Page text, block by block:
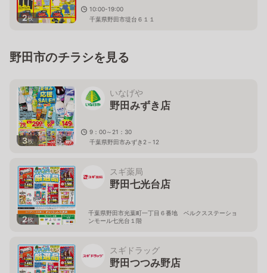
2枚
10:00-19:00
千葉県野田市堤台６１１
野田市のチラシを見る
3枚
いなげや
野田みずき店
9：00～21：30
千葉県野田市みずき2－12
2枚
スギ薬局
野田七光台店
千葉県野田市光葉町一丁目６番地 ベルクスステーショ
ンモール七光台１階
スギドラッグ
野田つつみ野店